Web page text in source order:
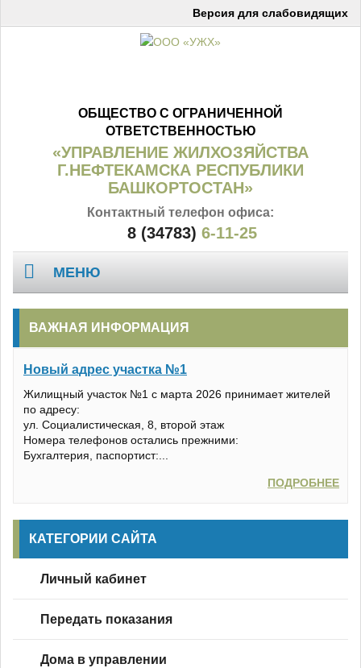
Версия для слабовидящих
ОБЩЕСТВО С ОГРАНИЧЕННОЙ
ОТВЕТСТВЕННОСТЬЮ
«УПРАВЛЕНИЕ ЖИЛХОЗЯЙСТВА
Г.НЕФТЕКАМСКА РЕСПУБЛИКИ
БАШКОРТОСТАН»
Контактный телефон офиса:
8 (34783) 6-11-25
МЕНЮ
Главная
Реквизиты
Режим работы
Контакты
Оплатить
Новости
Вопросы
Показания
Личный кабинет
ВАЖНАЯ ИНФОРМАЦИЯ
Новый адрес участка №1
Жилищный участок №1 с марта 2026 принимает жителей
по адресу:
ул. Социалистическая, 8, второй этаж
Номера телефонов остались прежними:
Бухгалтерия, паспортист:...
ПОДРОБНЕЕ
КАТЕГОРИИ САЙТА
Личный кабинет
Передать показания
Дома в управлении